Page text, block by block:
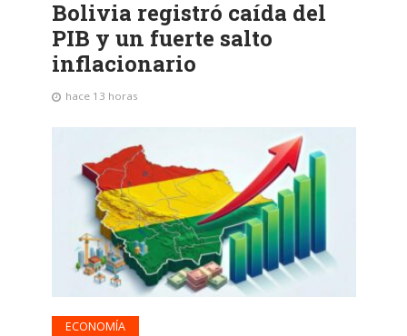
Bolivia registró caída del
PIB y un fuerte salto
inflacionario
hace 13 horas
ECONOMÍA